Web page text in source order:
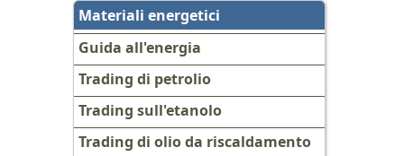
Materiali energetici
Guida all'energia
Trading di petrolio
Trading sull'etanolo
Trading di olio da riscaldamento